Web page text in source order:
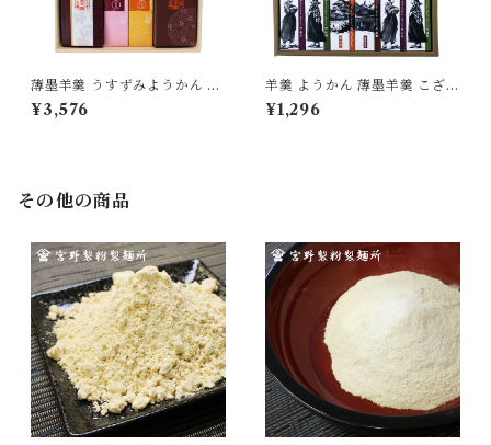
薄墨羊羹 うすずみようかん 小
棹 一口ようかん こざくら 詰合
せ セット [yokan-kk-set02]
¥3,576
羊羹 ようかん 薄墨羊羹 こざく
ら 松山道後めぐり 6個入り 茂
本ヒデキチ コラボ 限定 墨絵
¥1,296
その他の商品